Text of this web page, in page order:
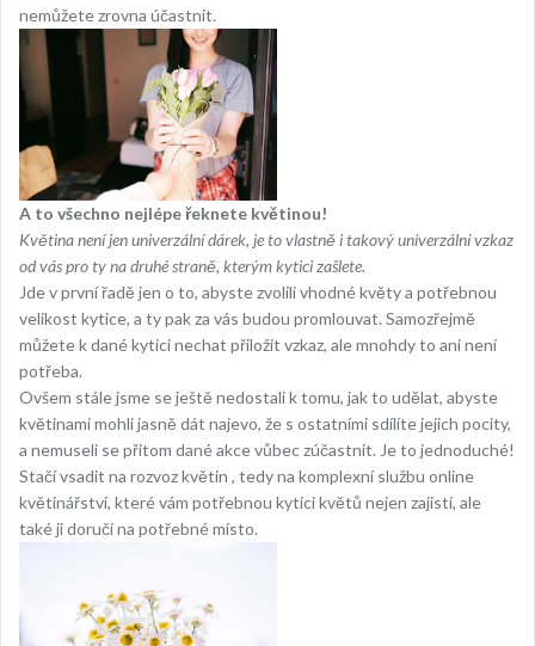
nemůžete zrovna účastnit.
A to všechno nejlépe řeknete květinou!
Květina není jen univerzální dárek, je to vlastně i takový univerzální vzkaz
od vás pro ty na druhé straně, kterým kytici zašlete.
Jde v první řadě jen o to, abyste zvolili vhodné květy a potřebnou
velikost kytice, a ty pak za vás budou promlouvat. Samozřejmě
můžete k dané kytici nechat přiložit vzkaz, ale mnohdy to ani není
potřeba.
Ovšem stále jsme se ještě nedostali k tomu, jak to udělat, abyste
květinami mohli jasně dát najevo, že s ostatními sdílíte jejich pocity,
a nemuseli se přitom dané akce vůbec zúčastnit. Je to jednoduché!
Stačí vsadit na rozvoz květin , tedy na komplexní službu online
květinářství, které vám potřebnou kytici květů nejen zajistí, ale
také ji doručí na potřebné místo.